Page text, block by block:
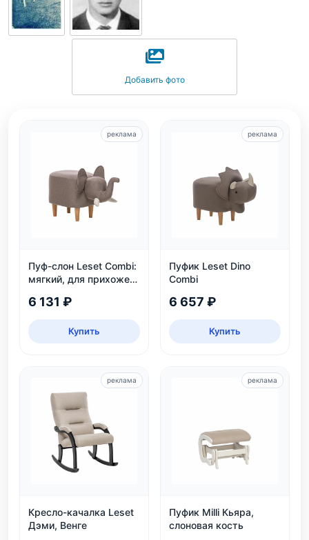
Добавить фото
Пуф-слон Leset Combi:
мягкий, для прихожей
серый
6 131 ₽
Купить
реклама
Пуфик Leset Dino
Combi
6 657 ₽
Купить
реклама
Кресло-качалка Leset
Дэми, Венге
реклама
Пуфик Milli Кьяра,
слоновая кость
реклама